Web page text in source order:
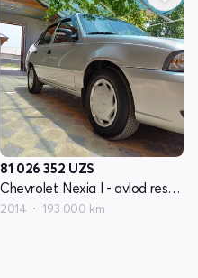
81 026 352 UZS
Chevrolet Nexia I - avlod restayling
2014 193 000 km